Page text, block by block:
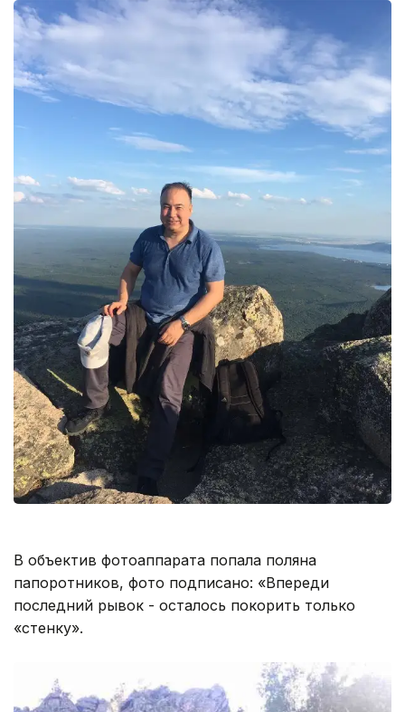
В объектив фотоаппарата попала поляна
папоротников, фото подписано: «Впереди
последний рывок - осталось покорить только
«стенку».